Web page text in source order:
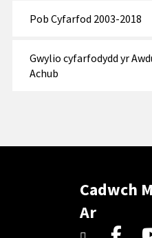
Pob Cyfarfod 2003-2018
Gwylio cyfarfodydd yr
Achub
Cadwch
Ar